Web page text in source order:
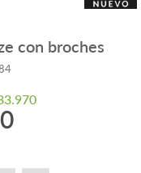
con broches
.970